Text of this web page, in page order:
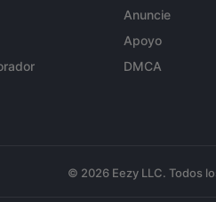
Anuncie
Apoyo
DMCA
© 2026 Eezy LLC. Todos